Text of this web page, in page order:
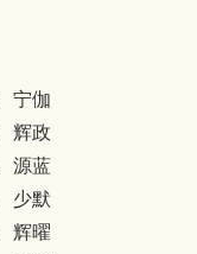
宁伽
辉政
源蓝
少默
辉曜